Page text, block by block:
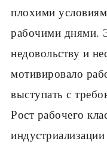
плохими
рабочими днями.
недовольству и
мотивировало
выступать с
Рост рабочего